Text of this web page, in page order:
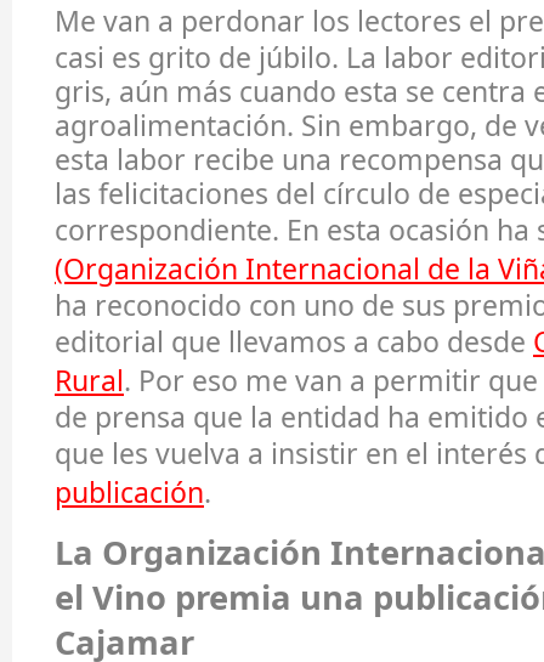
Me van a perdonar los lectores el
casi es grito de júbilo. La labor
gris, aún más cuando esta se centra
agroalimentación. Sin embargo, de
esta labor recibe una recompensa
las felicitaciones del círculo de
correspondiente. En esta ocasión
(Organización Internacional de la
ha reconocido con uno de sus
editorial que llevamos a cabo desde
Rural. Por eso me van a permitir
de prensa que la entidad ha emitido
que les vuelva a insistir en el interés
publicación.
La Organización
el Vino premia una
Cajamar